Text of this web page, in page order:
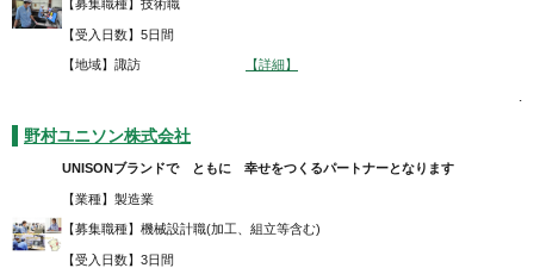
【募集職種】技術職
【受入日数】5日間
【地域】諏訪 【詳細】
.
野村ユニソン株式会社
UNISONブランドで ともに 幸せをつくるパートナーとなります
【業種】製造業
【募集職種】機械設計職(加工、組立等含む)
【受入日数】3日間